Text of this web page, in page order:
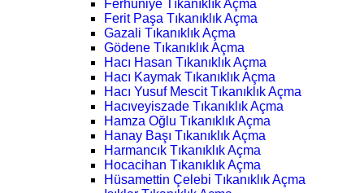
Ferhuniye Tıkanıklık Açma
Ferit Paşa Tıkanıklık Açma
Gazali Tıkanıklık Açma
Gödene Tıkanıklık Açma
Hacı Hasan Tıkanıklık Açma
Hacı Kaymak Tıkanıklık Açma
Hacı Yusuf Mescit Tıkanıklık Açma
Hacıveyiszade Tıkanıklık Açma
Hamza Oğlu Tıkanıklık Açma
Hanay Başı Tıkanıklık Açma
Harmancık Tıkanıklık Açma
Hocacihan Tıkanıklık Açma
Hüsamettin Çelebi Tıkanıklık Açma